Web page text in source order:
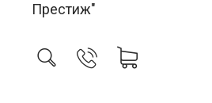
Престиж"